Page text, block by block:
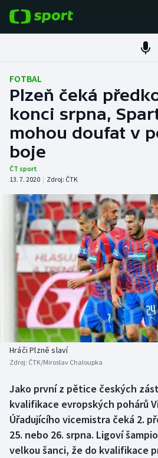
Fotbal
Hokej
Tenis
Atletika
DALŠÍ SPORTY
Americký fotbal
Baseball a softbal
Basketbal
Biatlon
Boby a skeleton
Box
Curling
Dostihy
NEPŘEHLÉDNĚTE
Soutěže
Historické návraty
Aplikace ČT sport
AZ kvíz
FOTBAL
Plzeň čeká
konci srpna,
mohou doufat v
boje
ČT sport
13. 7. 2020 | Zdroj: ČTK
Hráči Plzně slaví
Zdroj: ČTK/Miroslav Chaloupka
Jako první z pětice českých
kvalifikace evropských pohárů
Úřadujícího vicemistra čeká 2.
25. nebo 26. srpna. Ligoví
velkou šanci, že do kvalifikace